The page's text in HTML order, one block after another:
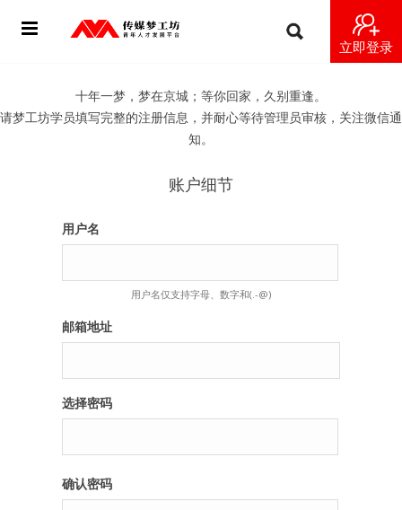
立即登录
纪录片2 青年人不同活法
十年一梦，梦在京城；等你回家，久别重逢。
请梦工坊学员填写完整的注册信息，并耐心等待管理员审核，关注微信通
知。
账户细节
用户名
用户名仅支持字母、数字和(.-@)
邮箱地址
选择密码
确认密码